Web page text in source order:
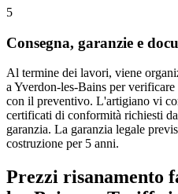
5
Consegna, garanzie e
Al termine dei lavori, viene
a Yverdon-les-Bains per
con il preventivo. L'artigiano vi
certificati di conformità richiesti
garanzia. La garanzia legale
costruzione per 5 anni.
Prezzi risanamento